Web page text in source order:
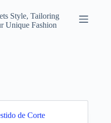
Style, Tailoring
Unique Fashion
de Corte